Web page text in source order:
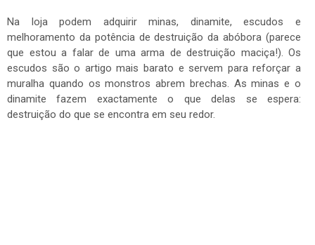
Na loja podem adquirir minas, dinamite, escudos e
melhoramento da potência de destruição da abóbora (parece
que estou a falar de uma arma de destruição maciça!). Os
escudos são o artigo mais barato e servem para reforçar a
muralha quando os monstros abrem brechas. As minas e o
dinamite fazem exactamente o que delas se espera:
destruição do que se encontra em seu redor.